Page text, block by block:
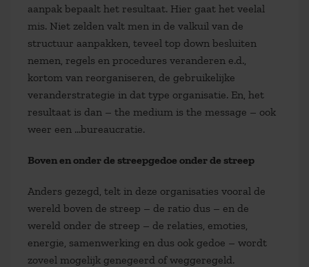
aanpak bepaalt het resultaat. Hier gaat het veelal
mis. Niet zelden valt men in de valkuil van de
structuur aanpakken, teveel top down besluiten
nemen, regels en procedures veranderen e.d.,
kortom van reorganiseren, de gebruikelijke
veranderstrategie in dat type organisatie. En, het
resultaat is dan – the medium is the message – ook
weer een …bureaucratie.
Boven en onder de streepgedoe onder de streep
Anders gezegd, telt in deze organisaties vooral de
wereld boven de streep – de ratio dus – en de
wereld onder de streep – de relaties, emoties,
energie, samenwerking en dus ook gedoe – wordt
zoveel mogelijk genegeerd of weggeregeld.